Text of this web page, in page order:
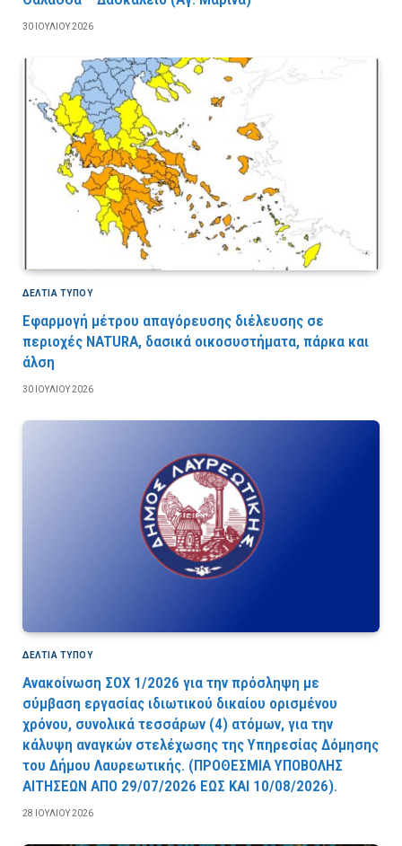
30 ΙΟΥΛΊΟΥ 2026
ΔΕΛΤΙΑ ΤΥΠΟΥ
Εφαρμογή μέτρου απαγόρευσης διέλευσης σε
περιοχές NATURA, δασικά οικοσυστήματα, πάρκα και
άλση
30 ΙΟΥΛΊΟΥ 2026
ΔΕΛΤΙΑ ΤΥΠΟΥ
Ανακοίνωση ΣΟΧ 1/2026 για την πρόσληψη με
σύμβαση εργασίας ιδιωτικού δικαίου ορισμένου
χρόνου, συνολικά τεσσάρων (4) ατόμων, για την
κάλυψη αναγκών στελέχωσης της Υπηρεσίας Δόμησης
του Δήμου Λαυρεωτικής. (ΠPOΘEΣMIA YΠOBOΛHΣ
AITHΣEΩN AΠO 29/07/2026 EΩΣ KAI 10/08/2026).
28 ΙΟΥΛΊΟΥ 2026